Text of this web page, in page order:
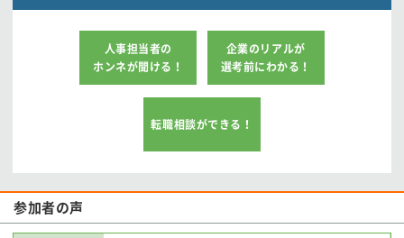
人事担当者の
ホンネが聞ける！
企業のリアルが
選考前にわかる！
転職相談ができる！
参加者の声